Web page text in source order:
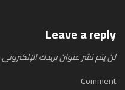
Leave a reply
لن يتم نشر عنوان بريدك الإلكتروني.
Comment